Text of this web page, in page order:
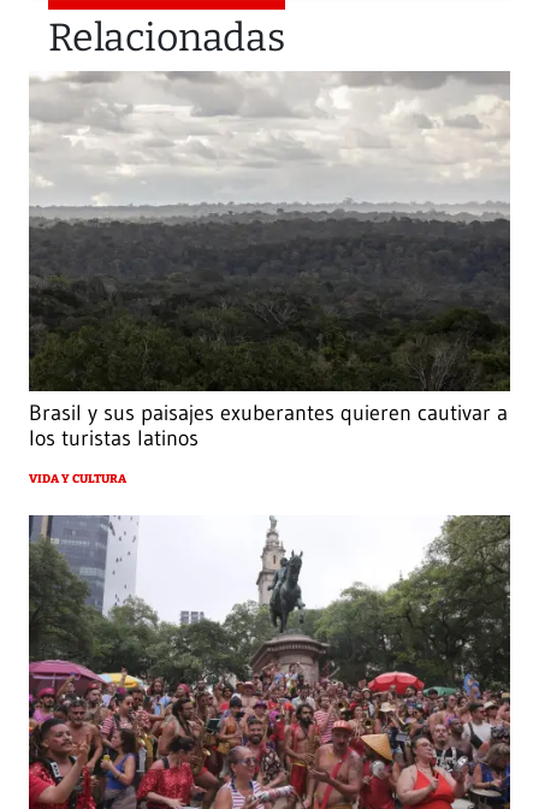
Relacionadas
Brasil y sus paisajes exuberantes quieren cautivar a
los turistas latinos
VIDA Y CULTURA